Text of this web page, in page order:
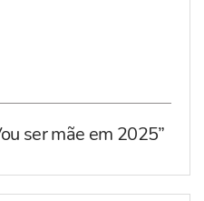
ser mãe em 2025”